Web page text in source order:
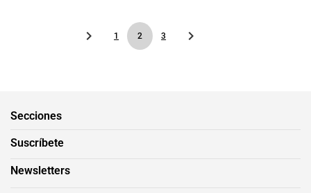
1 2 3
Secciones
Suscríbete
Newsletters